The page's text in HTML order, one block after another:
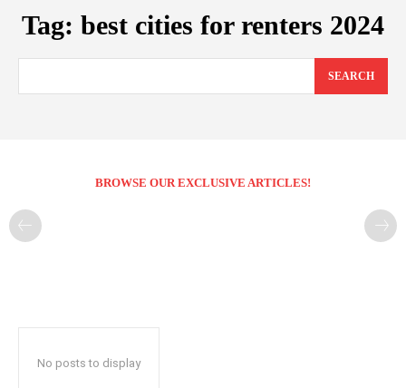
Tag: best cities for renters 2024
SEARCH
BROWSE OUR EXCLUSIVE ARTICLES!
No posts to display